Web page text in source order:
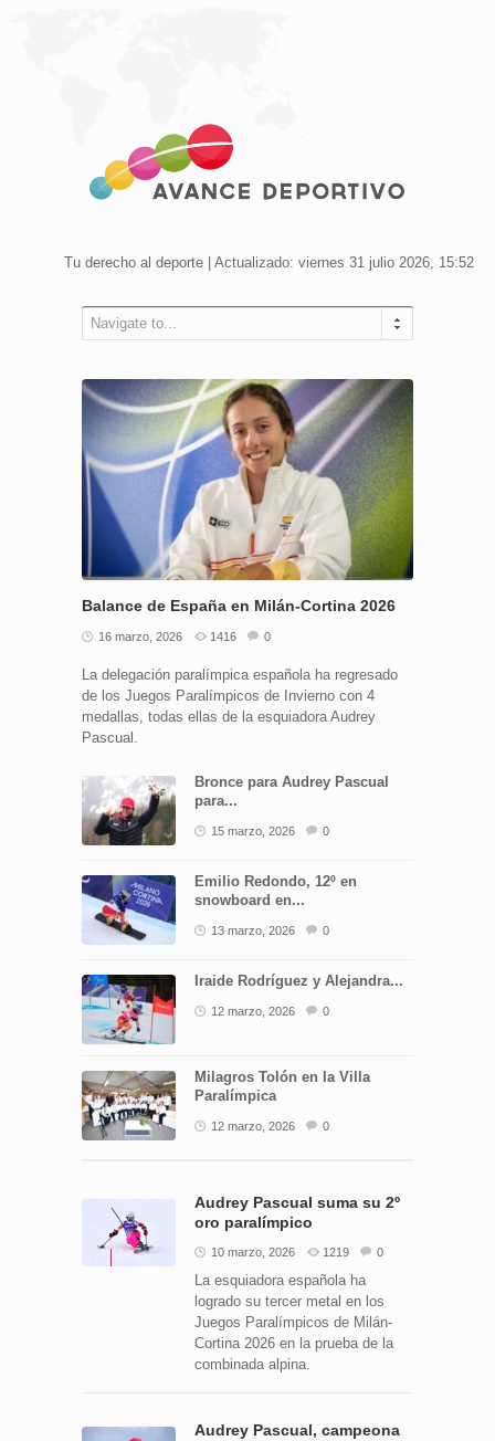
Tu derecho al deporte | Actualizado: viernes 31 julio 2026, 15:52
Navigate to...
Balance de España en Milán-Cortina 2026
16 marzo, 2026 1416 0
La delegación paralímpica española ha regresado
de los Juegos Paralímpicos de Invierno con 4
medallas, todas ellas de la esquiadora Audrey
Pascual.
Bronce para Audrey Pascual
para...
15 marzo, 2026 0
Emilio Redondo, 12º en
snowboard en...
13 marzo, 2026 0
Iraide Rodríguez y Alejandra...
12 marzo, 2026 0
Milagros Tolón en la Villa
Paralímpica
12 marzo, 2026 0
Audrey Pascual suma su 2º
oro paralímpico
10 marzo, 2026 1219 0
La esquiadora española ha
logrado su tercer metal en los
Juegos Paralímpicos de Milán-
Cortina 2026 en la prueba de la
combinada alpina.
Audrey Pascual, campeona